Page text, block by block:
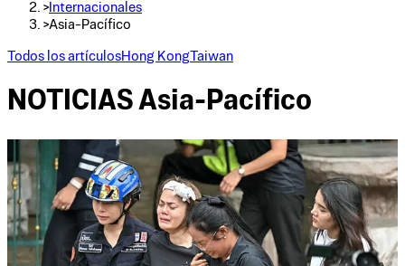
> Internacionales
>Asia-Pacífico
Todos los artículosHong KongTaiwan
NOTICIAS Asia-Pacífico